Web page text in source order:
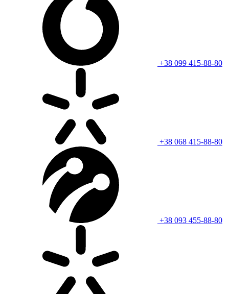
+38 099 415-88-80
+38 068 415-88-80
+38 093 455-88-80